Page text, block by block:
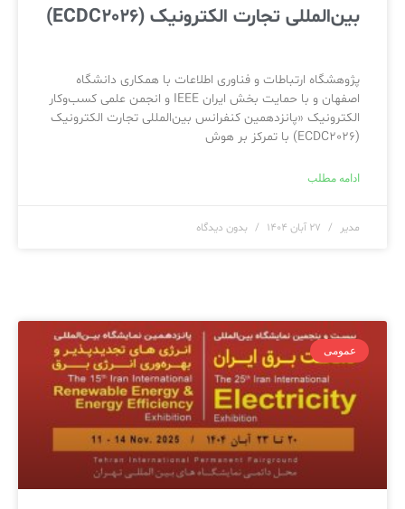
بین‌المللی تجارت الکترونیک (ECDC2026)
پژوهشگاه ارتباطات و فناوری اطلاعات با همکاری دانشگاه
اصفهان و با حمایت بخش ایران IEEE و انجمن علمی کسب‌وکار
الکترونیک «پانزدهمین کنفرانس بین‌المللی تجارت الکترونیک
(ECDC2026) با تمرکز بر هوش
ادامه مطلب
مدیر ۲۷ آبان ۱۴۰۴ بدون دیدگاه
عمومی